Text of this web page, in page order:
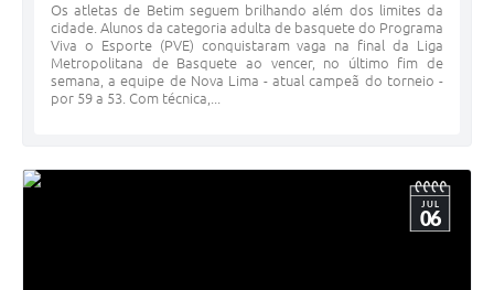
Os atletas de Betim seguem brilhando além dos limites da
cidade. Alunos da categoria adulta de basquete do Programa
Viva o Esporte (PVE) conquistaram vaga na final da Liga
Metropolitana de Basquete ao vencer, no último fim de
semana, a equipe de Nova Lima - atual campeã do torneio -
por 59 a 53. Com técnica,...
JUL
06